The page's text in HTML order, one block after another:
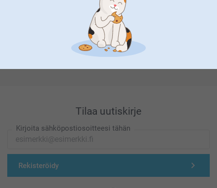
Olemme täällä sinun vuoksesi
Tilaa uutiskirje
Kirjoita sähköpostiosoitteesi tähän
Rekisteröidy